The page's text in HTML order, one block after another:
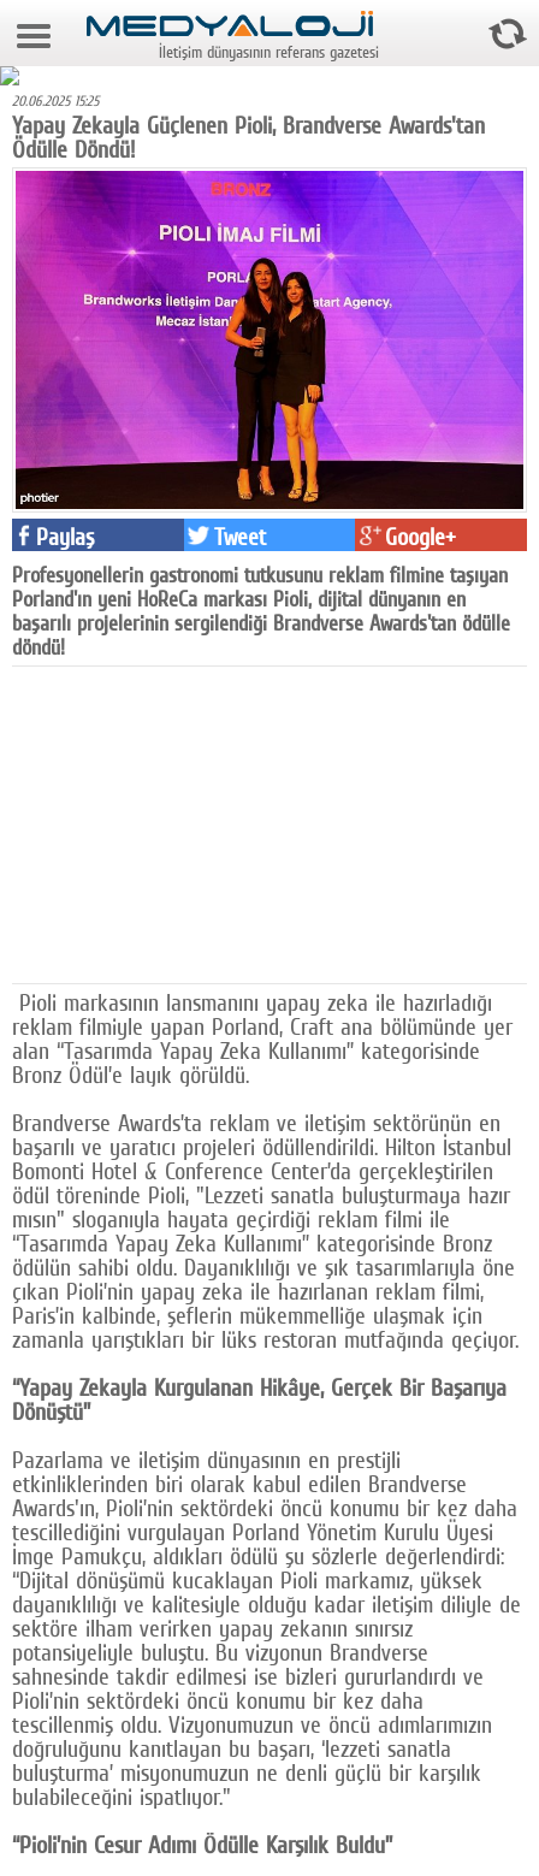
9 Ağustos 2026 10:13:18
Foto Galeri
Video Galeri
Gazeteler
Medya
Reyting-tiraj
Teknoloji
Televizyon
Dünya
Pr
Facebook
Diziler
Karikatür
Facebook
Twitter
© 2026 TÜM HAKLARI SAKLIDIR
İletişim dünyasının referans gazetesi
20.06.2025 15:25
Yapay Zekayla Güçlenen Pioli, Brandverse Awards'tan
Ödülle Döndü!
Paylaş Tweet Google+
Profesyonellerin gastronomi tutkusunu reklam filmine taşıyan
Porland'ın yeni HoReCa markası Pioli, dijital dünyanın en
başarılı projelerinin sergilendiği Brandverse Awards'tan ödülle
döndü!
Pioli markasının lansmanını yapay zeka ile hazırladığı
reklam filmiyle yapan Porland, Craft ana bölümünde yer
alan “Tasarımda Yapay Zeka Kullanımı” kategorisinde
Bronz Ödül’e layık görüldü.
Brandverse Awards’ta reklam ve iletişim sektörünün en
başarılı ve yaratıcı projeleri ödüllendirildi. Hilton İstanbul
Bomonti Hotel & Conference Center’da gerçekleştirilen
ödül töreninde Pioli, "Lezzeti sanatla buluşturmaya hazır
mısın" sloganıyla hayata geçirdiği reklam filmi ile
“Tasarımda Yapay Zeka Kullanımı” kategorisinde Bronz
ödülün sahibi oldu. Dayanıklılığı ve şık tasarımlarıyla öne
çıkan Pioli’nin yapay zeka ile hazırlanan reklam filmi,
Paris’in kalbinde, şeflerin mükemmelliğe ulaşmak için
zamanla yarıştıkları bir lüks restoran mutfağında geçiyor.
“Yapay Zekayla Kurgulanan Hikâye, Gerçek Bir Başarıya
Dönüştü”
Pazarlama ve iletişim dünyasının en prestijli
etkinliklerinden biri olarak kabul edilen Brandverse
Awards'ın, Pioli’nin sektördeki öncü konumu bir kez daha
tescillediğini vurgulayan Porland Yönetim Kurulu Üyesi
İmge Pamukçu, aldıkları ödülü şu sözlerle değerlendirdi:
“Dijital dönüşümü kucaklayan Pioli markamız, yüksek
dayanıklılığı ve kalitesiyle olduğu kadar iletişim diliyle de
sektöre ilham verirken yapay zekanın sınırsız
potansiyeliyle buluştu. Bu vizyonun Brandverse
sahnesinde takdir edilmesi ise bizleri gururlandırdı ve
Pioli’nin sektördeki öncü konumu bir kez daha
tescillenmiş oldu. Vizyonumuzun ve öncü adımlarımızın
doğruluğunu kanıtlayan bu başarı, ‘lezzeti sanatla
buluşturma’ misyonumuzun ne denli güçlü bir karşılık
bulabileceğini ispatlıyor."
“Pioli’nin Cesur Adımı Ödülle Karşılık Buldu”